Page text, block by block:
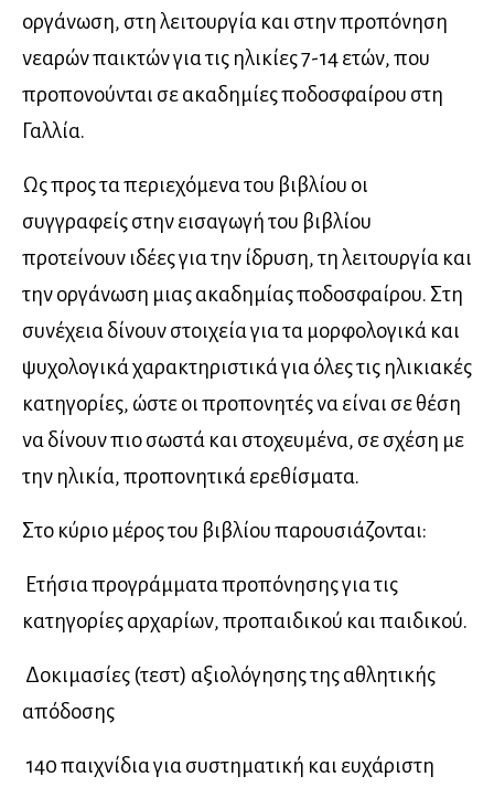
οργάνωση, στη λειτουργία και στην προπόνηση
νεαρών παικτών για τις ηλικίες 7-14 ετών, που
προπονούνται σε ακαδημίες ποδοσφαίρου στη
Γαλλία.
Ως προς τα περιεχόμενα του βιβλίου οι
συγγραφείς στην εισαγωγή του βιβλίου
προτείνουν ιδέες για την ίδρυση, τη λειτουργία και
την οργάνωση μιας ακαδημίας ποδοσφαίρου. Στη
συνέχεια δίνουν στοιχεία για τα μορφολογικά και
ψυχολογικά χαρακτηριστικά για όλες τις ηλικιακές
κατηγορίες, ώστε οι προπονητές να είναι σε θέση
να δίνουν πιο σωστά και στοχευμένα, σε σχέση με
την ηλικία, προπονητικά ερεθίσματα.
Στο κύριο μέρος του βιβλίου παρουσιάζονται:
 Ετήσια προγράμματα προπόνησης για τις
κατηγορίες αρχαρίων, προπαιδικού και παιδικού.
 Δοκιμασίες (τεστ) αξιολόγησης της αθλητικής
απόδοσης
 140 παιχνίδια για συστηματική και ευχάριστη